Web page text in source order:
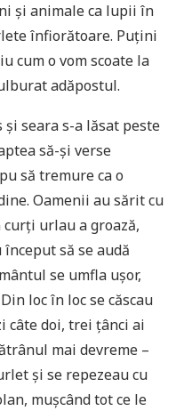
și animale ca lupii în
înfiorătoare. Puțini
cum o vom scoate la
adăpostul.
seara s-a lăsat peste
să-și verse
să tremure ca o
Oamenii au sărit cu
urlau a groază,
să se audă
se umfla ușor,
loc în loc se căscau
câte doi, trei țânci ai
mai devreme –
și se repezeau cu
mușcând tot ce le